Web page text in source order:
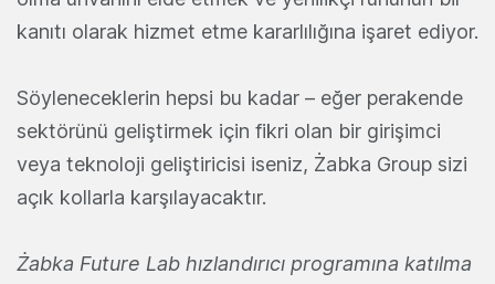
kanıtı olarak hizmet etme kararlılığına işaret ediyor.
Söyleneceklerin hepsi bu kadar – eğer perakende
sektörünü geliştirmek için fikri olan bir girişimci
veya teknoloji geliştiricisi iseniz, Żabka Group sizi
açık kollarla karşılayacaktır.
Żabka Future Lab hızlandırıcı programına katılma